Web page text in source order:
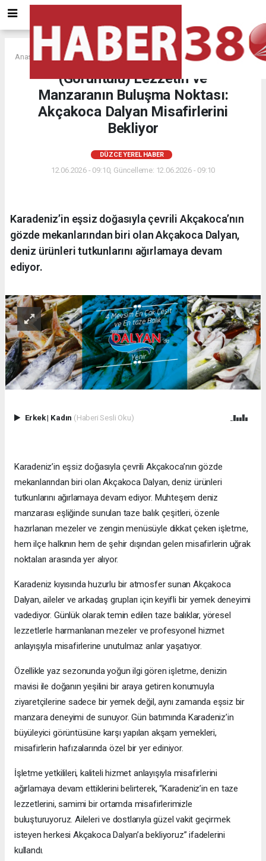
Anasayfa DÜZCE YEREL HABER
(Görüntülü) Lezzetin ve
Manzaranın Buluşma Noktası:
Akçakoca Dalyan Misafirlerini
Bekliyor
DÜZCE YEREL HABER
12.06.2026 - 09:10, Güncelleme: 12.06.2026 - 09:10
Karadeniz’in eşsiz doğasıyla çevrili Akçakoca’nın
gözde mekanlarından biri olan Akçakoca Dalyan,
deniz ürünleri tutkunlarını ağırlamaya devam
ediyor.
Erkek| Kadın (Haberi Sesli Oku)
Karadeniz’in eşsiz doğasıyla çevrili Akçakoca’nın gözde
mekanlarından biri olan Akçakoca Dalyan, deniz ürünleri
tutkunlarını ağırlamaya devam ediyor. Muhteşem deniz
manzarası eşliğinde sunulan taze balık çeşitleri, özenle
hazırlanan mezeler ve zengin menüsüyle dikkat çeken işletme,
hem ilçe halkının hem de şehir dışından gelen misafirlerin uğrak
noktaları arasında yer alıyor.
Karadeniz kıyısında huzurlu bir atmosfer sunan Akçakoca
Dalyan, aileler ve arkadaş grupları için keyifli bir yemek deneyimi
vadediyor. Günlük olarak temin edilen taze balıklar, yöresel
lezzetlerle harmanlanan mezeler ve profesyonel hizmet
anlayışıyla misafirlerine unutulmaz anlar yaşatıyor.
Özellikle yaz sezonunda yoğun ilgi gören işletme, denizin
mavisi ile doğanın yeşilini bir araya getiren konumuyla
ziyaretçilerine sadece bir yemek değil, aynı zamanda eşsiz bir
manzara deneyimi de sunuyor. Gün batımında Karadeniz’in
büyüleyici görüntüsüne karşı yapılan akşam yemekleri,
misafirlerin hafızalarında özel bir yer ediniyor.
İşletme yetkilileri, kaliteli hizmet anlayışıyla misafirlerini
ağırlamaya devam ettiklerini belirterek, “Karadeniz’in en taze
lezzetlerini, samimi bir ortamda misafirlerimizle
buluşturuyoruz. Aileleri ve dostlarıyla güzel vakit geçirmek
isteyen herkesi Akçakoca Dalyan’a bekliyoruz” ifadelerini
kullandı.